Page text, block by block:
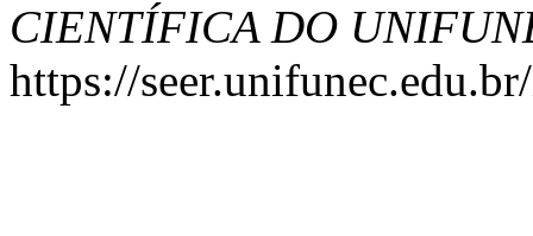
CIENTÍFICA DO
https://